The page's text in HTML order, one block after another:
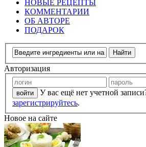
НОВЫЕ РЕЦЕПТЫ
КОММЕНТАРИИ
ОБ АВТОРЕ
ПОДАРОК
Авторизация
У вас ещё нет учетной
зарегистрируйтесь.
Новое на сайте